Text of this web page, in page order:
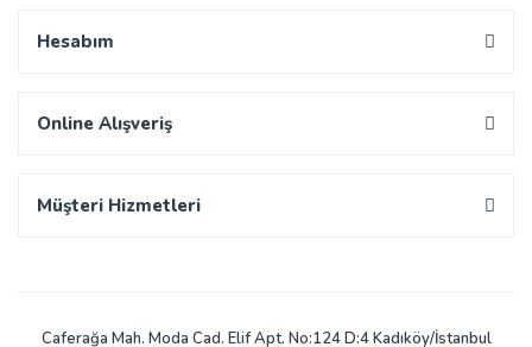
Hesabım
Online Alışveriş
Müşteri Hizmetleri
Caferağa Mah. Moda Cad. Elif Apt. No:124 D:4 Kadıköy/İstanbul